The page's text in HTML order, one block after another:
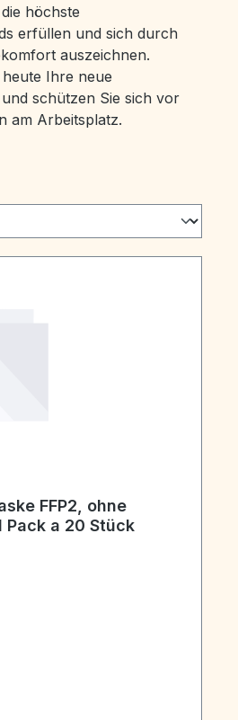
höchste
erfüllen und sich durch
auszeichnen.
Ihre neue
schützen Sie sich vor
am Arbeitsplatz.
FFP2, ohne
a 20 Stück